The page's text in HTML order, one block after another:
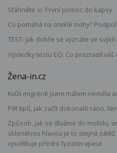
Stáhněte si: První pomoc do kapsy
Co pomáhá na oteklé nohy?
TEST: Jak dobře se vyznáte ve
Výsledky testu EQ: Co prozradil
Žena-in.cz
Kvůli migréně jsem málem neměla
Pět tipů, jak začít dokonalé ráno.
Způsob, jak se díváme do mobilu,
skloněnou hlavou je to stejná
vysvětluje přední fyzioterapeut